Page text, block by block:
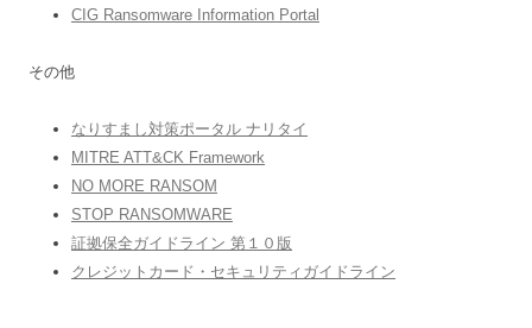
CIG Ransomware Information Portal
その他
なりすまし対策ポータル ナリタイ
MITRE ATT&CK Framework
NO MORE RANSOM
STOP RANSOMWARE
証拠保全ガイドライン 第１０版
クレジットカード・セキュリティガイドライン